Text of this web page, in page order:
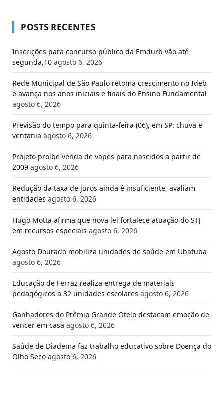
POSTS RECENTES
Inscrições para concurso público da Emdurb vão até
segunda,10 agosto 6, 2026
Rede Municipal de São Paulo retoma crescimento no Ideb
e avança nos anos iniciais e finais do Ensino Fundamental
agosto 6, 2026
Previsão do tempo para quinta-feira (06), em SP: chuva e
ventania agosto 6, 2026
Projeto proíbe venda de vapes para nascidos a partir de
2009 agosto 6, 2026
Redução da taxa de juros ainda é insuficiente, avaliam
entidades agosto 6, 2026
Hugo Motta afirma que nova lei fortalece atuação do STJ
em recursos especiais agosto 6, 2026
Agosto Dourado mobiliza unidades de saúde em Ubatuba
agosto 6, 2026
Educação de Ferraz realiza entrega de materiais
pedagógicos a 32 unidades escolares agosto 6, 2026
Ganhadores do Prêmio Grande Otelo destacam emoção de
vencer em casa agosto 6, 2026
Saúde de Diadema faz trabalho educativo sobre Doença do
Olho Seco agosto 6, 2026